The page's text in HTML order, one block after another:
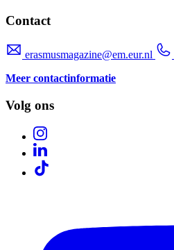
Contact
erasmusmagazine@em.eur.nl
Meer contactinformatie
Volg ons